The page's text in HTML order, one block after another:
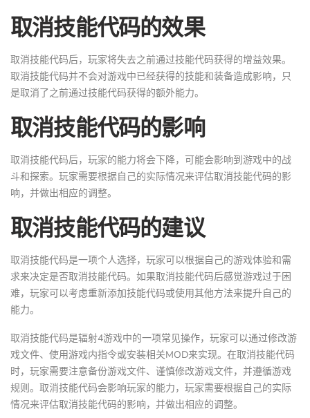
取消技能代码的效果
取消技能代码后，玩家将失去之前通过技能代码获得的增益效果。
取消技能代码并不会对游戏中已经获得的技能和装备造成影响，只
是取消了之前通过技能代码获得的额外能力。
取消技能代码的影响
取消技能代码后，玩家的能力将会下降，可能会影响到游戏中的战
斗和探索。玩家需要根据自己的实际情况来评估取消技能代码的影
响，并做出相应的调整。
取消技能代码的建议
取消技能代码是一项个人选择，玩家可以根据自己的游戏体验和需
求来决定是否取消技能代码。如果取消技能代码后感觉游戏过于困
难，玩家可以考虑重新添加技能代码或使用其他方法来提升自己的
能力。
取消技能代码是辐射4游戏中的一项常见操作，玩家可以通过修改游
戏文件、使用游戏内指令或安装相关MOD来实现。在取消技能代码
时，玩家需要注意备份游戏文件、谨慎修改游戏文件，并遵循游戏
规则。取消技能代码会影响玩家的能力，玩家需要根据自己的实际
情况来评估取消技能代码的影响，并做出相应的调整。